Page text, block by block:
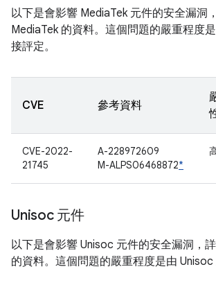
以下是會影響 MediaTek 元件的安全漏洞
MediaTek 的資料。這個問題的嚴重程度
接評定。
CVE 參考資料
CVE-2022-
21745
A-228972609
M-ALPS06468872*
Unisoc 元件
以下是會影響 Unisoc 元件的安全漏洞，
的資料。這個問題的嚴重程度是由 Unisoc